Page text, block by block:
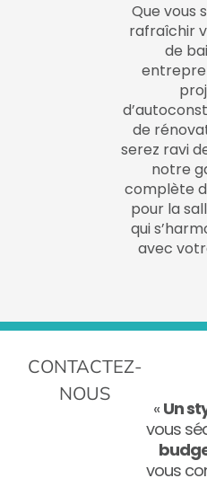
Que vous
rafraîchir
de
de
serez ravi
notre
complète
pour la
qui
avec
CONTACTEZ-
NOUS
« Un
vous
vous